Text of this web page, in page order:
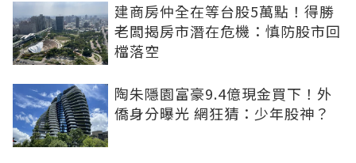
建商房仲全在等台股5萬點！得勝
老闆揭房市潛在危機：慎防股市回
檔落空
陶朱隱園富豪9.4億現金買下！外
僑身分曝光 網狂猜：少年股神？